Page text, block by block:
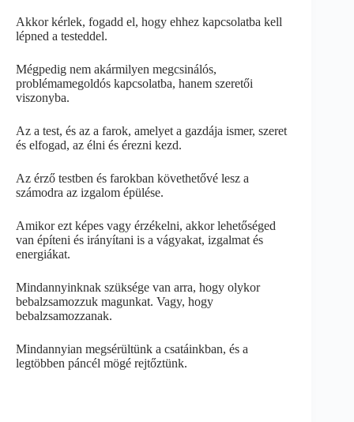
Akkor kérlek, fogadd el, hogy ehhez kapcsolatba kell
lépned a testeddel.
Mégpedig nem akármilyen megcsinálós,
problémamegoldós kapcsolatba, hanem szeretői
viszonyba.
Az a test, és az a farok, amelyet a gazdája ismer, szeret
és elfogad, az élni és érezni kezd.
Az érző testben és farokban követhetővé lesz a
számodra az izgalom épülése.
Amikor ezt képes vagy érzékelni, akkor lehetőséged
van építeni és irányítani is a vágyakat, izgalmat és
energiákat.
Mindannyinknak szüksége van arra, hogy olykor
bebalzsamozzuk magunkat. Vagy, hogy
bebalzsamozzanak.
Mindannyian megsérültünk a csatáinkban, és a
legtöbben páncél mögé rejtőztünk.